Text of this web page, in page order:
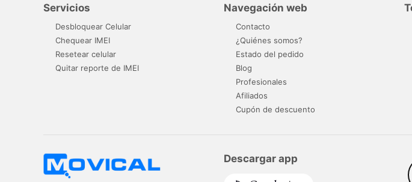
Servicios
Desbloquear Celular
Chequear IMEI
Resetear celular
Quitar reporte de IMEI
Navegación web
Contacto
¿Quiénes somos?
Estado del pedido
Blog
Profesionales
Afiliados
Cupón de descuento
Descargar app